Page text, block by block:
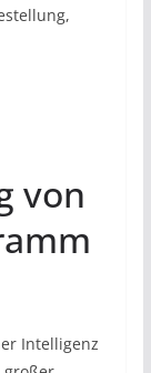
von
Intelligenz